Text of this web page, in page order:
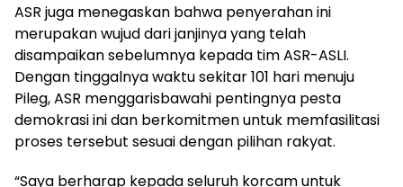
ASR juga menegaskan bahwa penyerahan ini
merupakan wujud dari janjinya yang telah
disampaikan sebelumnya kepada tim ASR-ASLI.
Dengan tinggalnya waktu sekitar 101 hari menuju
Pileg, ASR menggarisbawahi pentingnya pesta
demokrasi ini dan berkomitmen untuk memfasilitasi
proses tersebut sesuai dengan pilihan rakyat.
“Saya berharap kepada seluruh korcam untuk